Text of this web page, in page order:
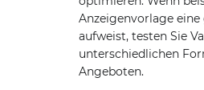
Anzeigenvorlage
aufweist, testen Sie
unterschiedlichen
Angeboten.